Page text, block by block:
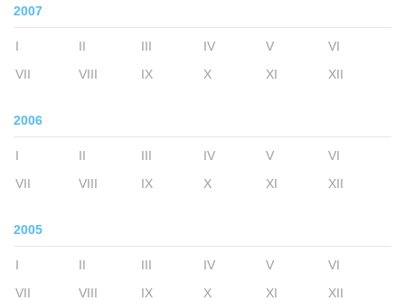
2007
I II III IV V
VI
VII
VIII IX X XI XII
2006
I II III IV V
VI
VII
VIII IX X XI XII
2005
I II III IV V
VI
VII
VIII IX X XI XII